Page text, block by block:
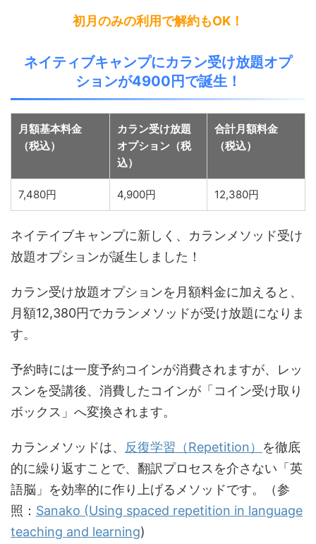
初月のみの利用で解約もOK！
ネイティブキャンプにカラン受け放題オプ
ションが4900円で誕生！
月額基本料金
（税込）
カラン受け放題
オプション（税
込）
合計月額料金
（税込）
7,480円 4,900円 12,380円
ネイテイブキャンプに新しく、カランメソッド受け
放題オプションが誕生しました！
カラン受け放題オプションを月額料金に加えると、
月額12,380円でカランメソッドが受け放題になりま
す。
予約時には一度予約コインが消費されますが、レッ
スンを受講後、消費したコインが「コイン受け取り
ボックス」へ変換されます。
カランメソッドは、 反復学習（Repetition） を徹底
的に繰り返すことで、翻訳プロセスを介さない「英
語脳」を効率的に作り上げるメソッドです。（参
照： Sanako (Using spaced repetition in language
teaching and learning)